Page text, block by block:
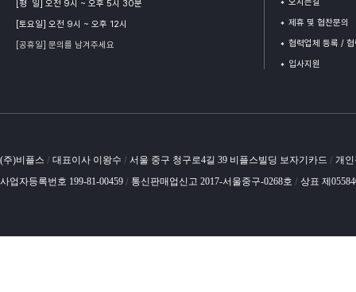
[평 일] 오전 9시 ~ 오후 5시 30분
[토요일] 오전 9시 ~ 오후 12시
[공휴일] 문의를 남겨주세요
제휴 및 협찬문의
협력업체 등록 /
입사지원
(주)비플스 / 대표이사 이왕수 / 서울 중구 청구로4길 39 비플스빌딩 보자기카드 / 개
사업자등록번호 199-81-00459 / 통신판매업신고 2017-서울중구-0268호 / 상표 제